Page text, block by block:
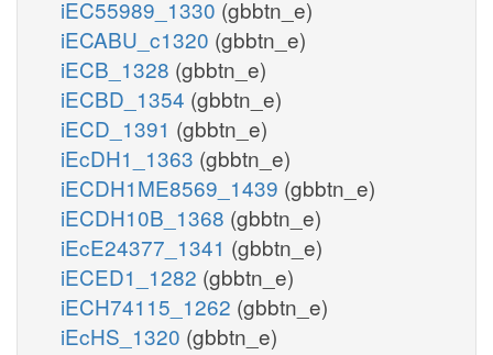
iEC55989_1330 (gbbtn_e)
iECABU_c1320 (gbbtn_e)
iECB_1328 (gbbtn_e)
iECBD_1354 (gbbtn_e)
iECD_1391 (gbbtn_e)
iEcDH1_1363 (gbbtn_e)
iECDH1ME8569_1439 (gbbtn_e)
iECDH10B_1368 (gbbtn_e)
iEcE24377_1341 (gbbtn_e)
iECED1_1282 (gbbtn_e)
iECH74115_1262 (gbbtn_e)
iEcHS_1320 (gbbtn_e)